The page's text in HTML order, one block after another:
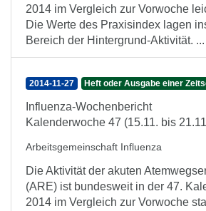
2014 im Vergleich zur Vorwoche
Die Werte des Praxisindex lagen
Bereich der Hintergrund-Aktivität. ...
2014-11-27 Heft oder Ausgabe einer
Influenza-Wochenbericht
Kalenderwoche 47 (15.11. bis
Arbeitsgemeinschaft Influenza
Die Aktivität der akuten
(ARE) ist bundesweit in der 47.
2014 im Vergleich zur Vorwoche